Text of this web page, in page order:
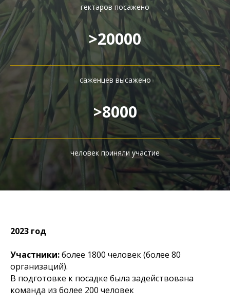
гектаров посажено
>20000
саженцев высажено
>8000
человек приняли участие
2023 год
Участники:более 1800 человек (более 80
организаций).
В подготовке к посадке была задействована
команда из более 200 человек